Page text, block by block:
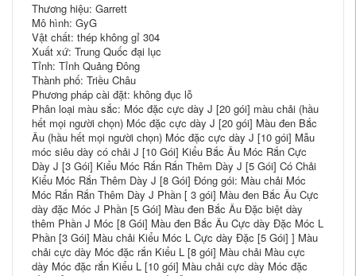
Thương hiệu: Garrett
Mô hình: GyG
Vật chất: thép không gỉ 304
Xuất xứ: Trung Quốc đại lục
Tỉnh: Tỉnh Quảng Đông
Thành phố: Triều Châu
Phương pháp cài đặt: không đục lỗ
Phân loại màu sắc: Móc đặc cực dày J [20 gói] màu chải (hầu
hết mọi người chọn) Móc đặc cực dày J [20 gói] Màu đen Bắc
Âu (hầu hết mọi người chọn) Móc đặc cực dày J [10 gói] Mẫu
móc siêu dày có chải J [10 Gói] Kiểu Bắc Âu Móc Rắn Cực
Dày J [3 Gói] Kiểu Móc Rắn Rắn Thêm Dày J [5 Gói] Có Chải
Kiểu Móc Rắn Thêm Dày J [8 Gói] Đóng gói: Màu chải Móc
Móc Rắn Rắn Thêm Dày J Phần [ 3 gói] Màu đen Bắc Âu Cực
dày đặc Móc J Phần [5 Gói] Màu đen Bắc Âu Đặc biệt dày
thêm Phần J Móc [8 Gói] Màu đen Bắc Âu Cực dày Đặc Móc L
Phần [3 Gói] Màu chải Kiểu Móc L Cực dày Đặc [5 Gói] ] Màu
chải cực dày Móc đặc rắn Kiểu L [8 gói] Màu chải Màu cực
dày Móc đặc rắn Kiểu L [10 gói] Màu chải cực dày Móc đặc